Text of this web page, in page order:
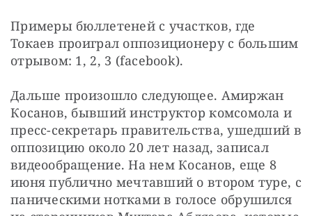
Примеры бюллетеней с участков, где
Токаев проиграл оппозиционеру с большим
отрывом: 1, 2, 3 (facebook).
Дальше произошло следующее. Амиржан
Косанов, бывший инструктор комсомола и
пресс-секретарь правительства, ушедший в
оппозицию около 20 лет назад, записал
видеообращение. На нем Косанов, еще 8
июня публично мечтавший о втором туре, с
паническими нотками в голосе обрушился